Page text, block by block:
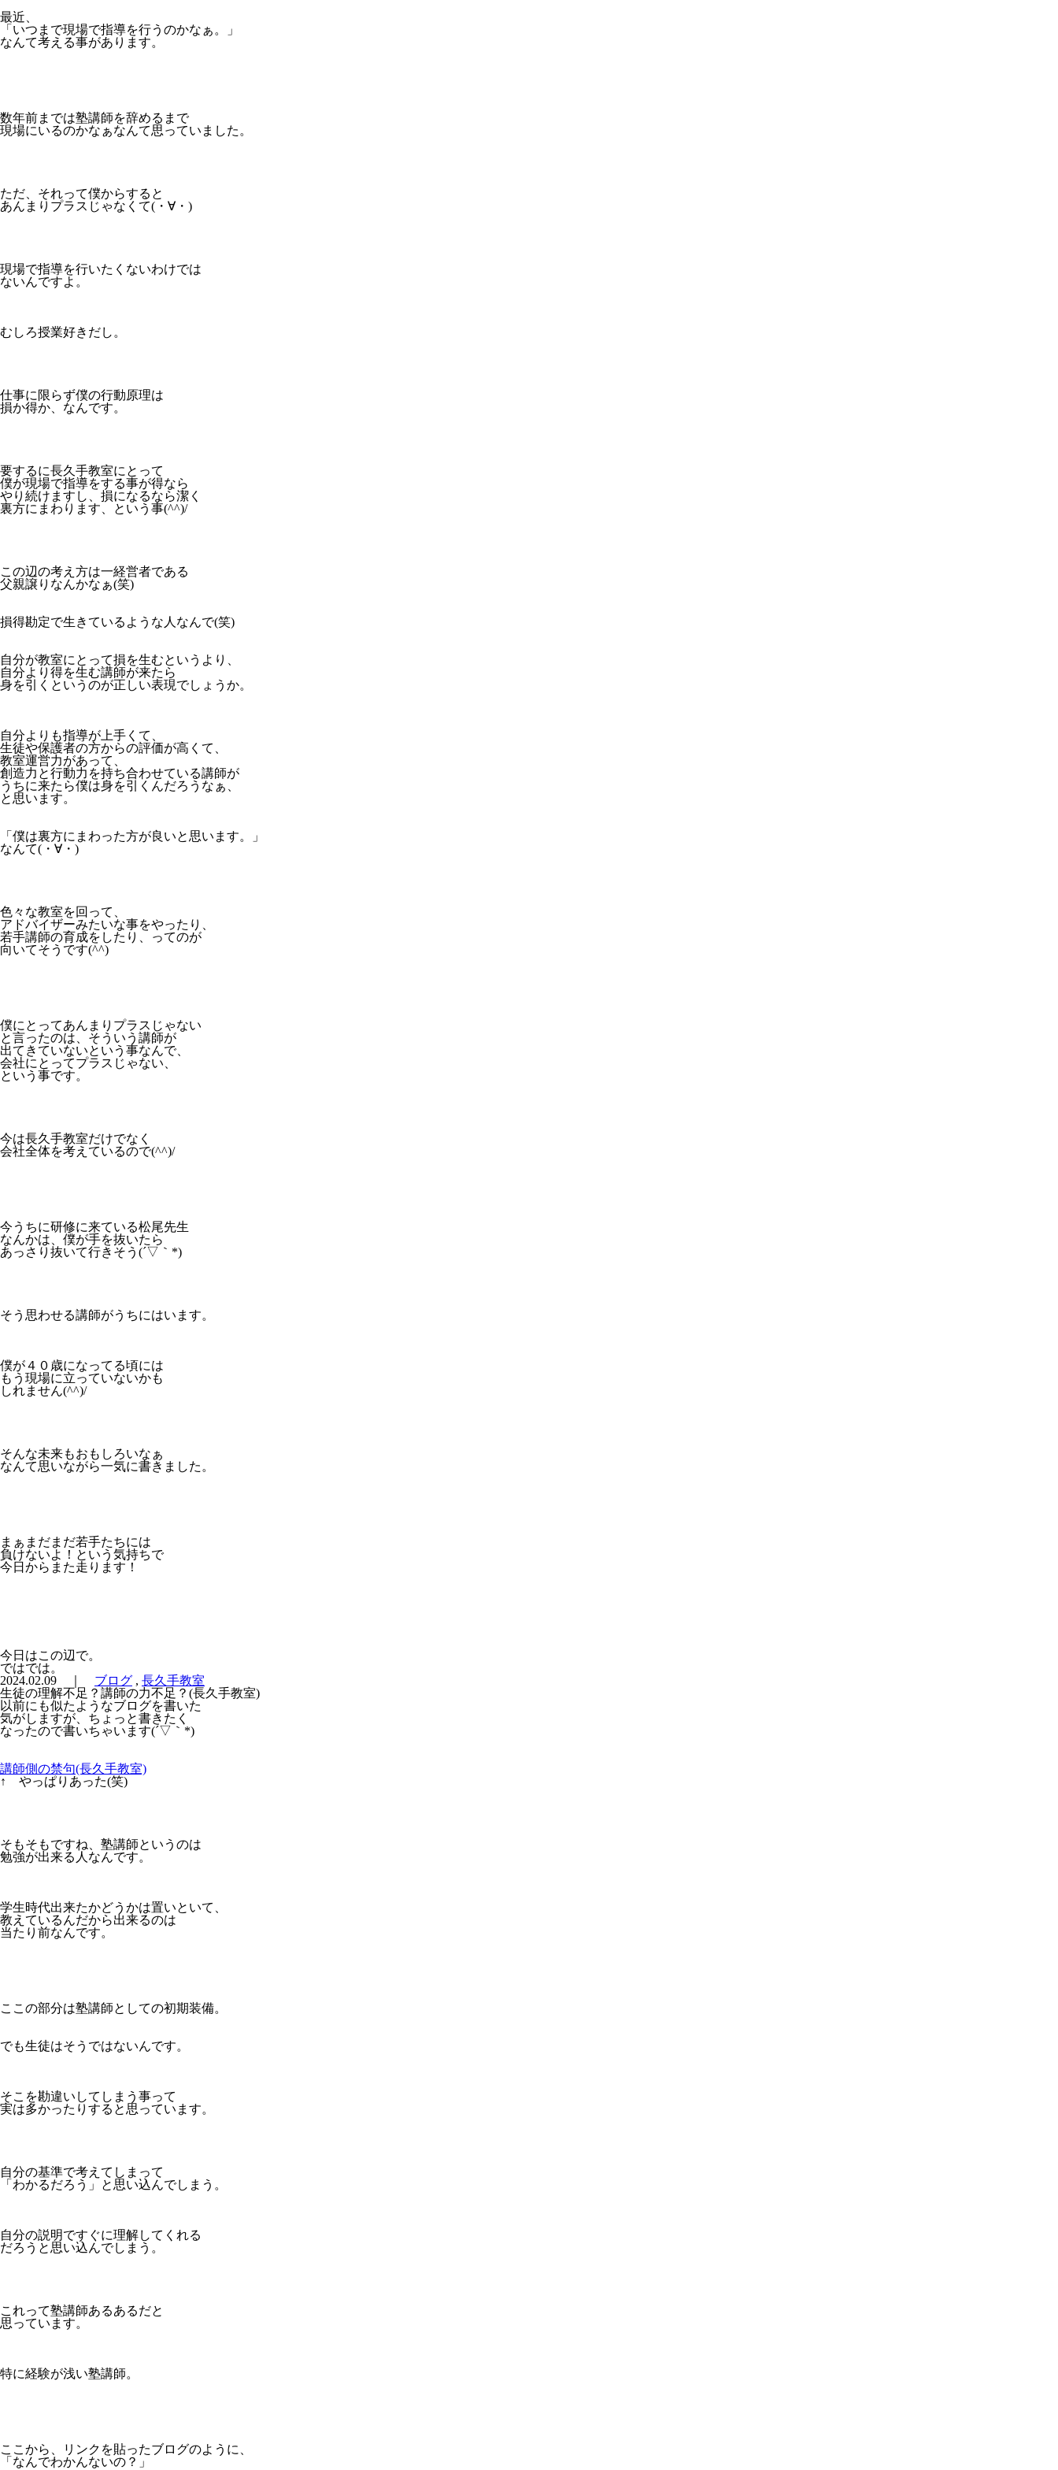
最近、
「いつまで現場で指導を行うのかなぁ。」
なんて考える事があります。
数年前までは塾講師を辞めるまで
現場にいるのかなぁなんて思っていました。
ただ、それって僕からすると
あんまりプラスじゃなくて(・∀・)
現場で指導を行いたくないわけでは
ないんですよ。
むしろ授業好きだし。
仕事に限らず僕の行動原理は
損か得か、なんです。
要するに長久手教室にとって
僕が現場で指導をする事が得なら
やり続けますし、損になるなら潔く
裏方にまわります、という事(^^)/
この辺の考え方は一経営者である
父親譲りなんかなぁ(笑)
損得勘定で生きているような人なんで(笑)
自分が教室にとって損を生むというより、
自分より得を生む講師が来たら
身を引くというのが正しい表現でしょうか。
自分よりも指導が上手くて、
生徒や保護者の方からの評価が高くて、
教室運営力があって、
創造力と行動力を持ち合わせている講師が
うちに来たら僕は身を引くんだろうなぁ、
と思います。
「僕は裏方にまわった方が良いと思います。」
なんて(・∀・)
色々な教室を回って、
アドバイザーみたいな事をやったり、
若手講師の育成をしたり、ってのが
向いてそうです(^^)
僕にとってあんまりプラスじゃない
と言ったのは、そういう講師が
出てきていないという事なんで、
会社にとってプラスじゃない、
という事です。
今は長久手教室だけでなく
会社全体を考えているので(^^)/
今うちに研修に来ている松尾先生
なんかは、僕が手を抜いたら
あっさり抜いて行きそう(´▽｀*)
そう思わせる講師がうちにはいます。
僕が４０歳になってる頃には
もう現場に立っていないかも
しれません(^^)/
そんな未来もおもしろいなぁ
なんて思いながら一気に書きました。
まぁまだまだ若手たちには
負けないよ！という気持ちで
今日からまた走ります！
今日はこの辺で。
ではでは。
2024.02.09 ｜ ブログ , 長久手教室
生徒の理解不足？講師の力不足？(長久手教室)
以前にも似たようなブログを書いた
気がしますが、ちょっと書きたく
なったので書いちゃいます(´▽｀*)
講師側の禁句(長久手教室)
↑ やっぱりあった(笑)
そもそもですね、塾講師というのは
勉強が出来る人なんです。
学生時代出来たかどうかは置いといて、
教えているんだから出来るのは
当たり前なんです。
ここの部分は塾講師としての初期装備。
でも生徒はそうではないんです。
そこを勘違いしてしまう事って
実は多かったりすると思っています。
自分の基準で考えてしまって
「わかるだろう」と思い込んでしまう。
自分の説明ですぐに理解してくれる
だろうと思い込んでしまう。
これって塾講師あるあるだと
思っています。
特に経験が浅い塾講師。
ここから、リンクを貼ったブログのように、
「なんでわかんないの？」